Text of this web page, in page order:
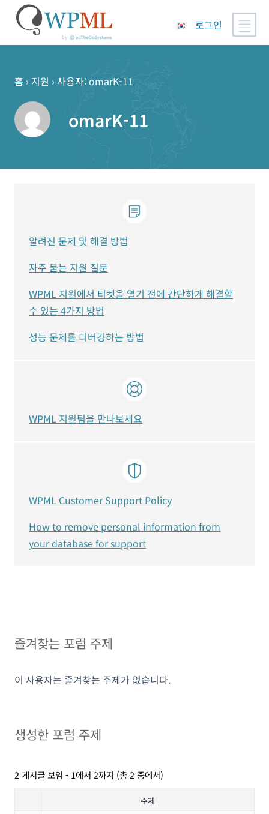
로그인
홈 › 지원 › 사용자: omarK-11
omarK-11
즐겨찾는 포럼 주제
이 사용자는 즐겨찾는 주제가 없습니다.
생성한 포럼 주제
2 게시글 보임 - 1에서 2까지 (총 2 중에서)
주제
알려진 문제 및 해결 방법
자주 묻는 지원 질문
WPML 지원에서 티켓을 열기 전에 간단하게 해결할
수 있는 4가지 방법
성능 문제를 디버깅하는 방법
WPML 지원팀을 만나보세요
WPML Customer Support Policy
How to remove personal information from
your database for support